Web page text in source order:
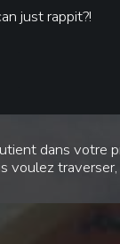
just rappit?!
dans
voulez